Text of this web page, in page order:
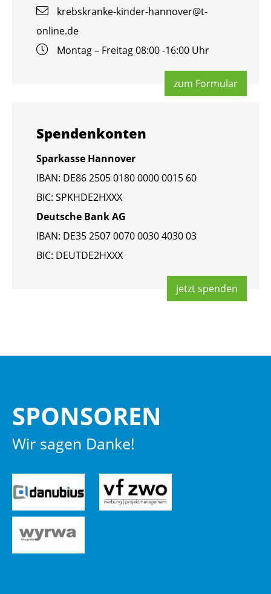
krebs­kran­ke-kin­der-han­no­ver@​t-​
online.​de
Mon­tag – Frei­tag 08:00 -16:00 Uhr
zum For­mu­lar
Spen­den­kon­ten
Spar­kas­se Han­no­ver
IBAN: DE86 2505 0180 0000 0015 60
BIC: SPKHDE2HXXX
Deut­sche Bank AG
IBAN: DE35 2507 0070 0030 4030 03
BIC: DEUT­DE2HXXX
jetzt spen­den
SPON­SO­REN
Wir sagen Danke!